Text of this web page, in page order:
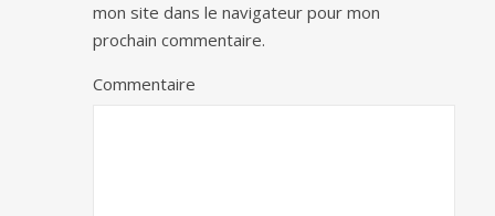
mon site dans le navigateur pour mon
prochain commentaire.
Commentaire